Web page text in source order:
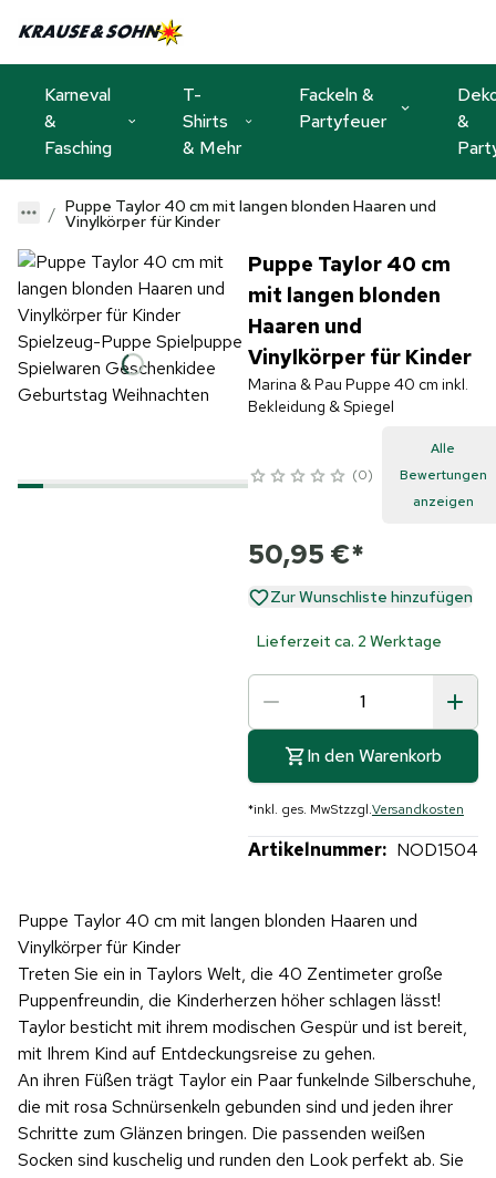
Karneval
&
Fasching
T-
Shirts
& Mehr
Fackeln &
Partyfeuer
&
Puppe Taylor 40 cm mit langen blonden Haaren und
Vinylkörper für Kinder
Puppe Taylor 40 cm
mit langen blonden
Haaren und
Vinylkörper für Kinder
Marina & Pau Puppe 40 cm inkl.
Bekleidung & Spiegel
0
Alle
Bewertungen
anzeigen
50,95 €*
Zur Wunschliste hinzufügen
Lieferzeit ca. 2 Werktage
In den Warenkorb
*inkl. ges. MwStzzgl.Versandkosten
Artikelnummer: NOD1504
Puppe Taylor 40 cm mit langen blonden Haaren und
Vinylkörper für Kinder
Treten Sie ein in Taylors Welt, die 40 Zentimeter große
Puppenfreundin, die Kinderherzen höher schlagen lässt!
Taylor besticht mit ihrem modischen Gespür und ist bereit,
mit Ihrem Kind auf Entdeckungsreise zu gehen.
An ihren Füßen trägt Taylor ein Paar funkelnde Silberschuhe,
die mit rosa Schnürsenkeln gebunden sind und jeden ihrer
Schritte zum Glänzen bringen. Die passenden weißen
Socken sind kuschelig und runden den Look perfekt ab. Sie